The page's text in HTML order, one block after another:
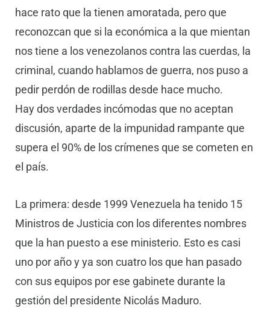
hace rato que la tienen amoratada, pero que
reconozcan que si la económica a la que mientan
nos tiene a los venezolanos contra las cuerdas, la
criminal, cuando hablamos de guerra, nos puso a
pedir perdón de rodillas desde hace mucho.
Hay dos verdades incómodas que no aceptan
discusión, aparte de la impunidad rampante que
supera el 90% de los crímenes que se cometen en
el país.
La primera: desde 1999 Venezuela ha tenido 15
Ministros de Justicia con los diferentes nombres
que la han puesto a ese ministerio. Esto es casi
uno por año y ya son cuatro los que han pasado
con sus equipos por ese gabinete durante la
gestión del presidente Nicolás Maduro.